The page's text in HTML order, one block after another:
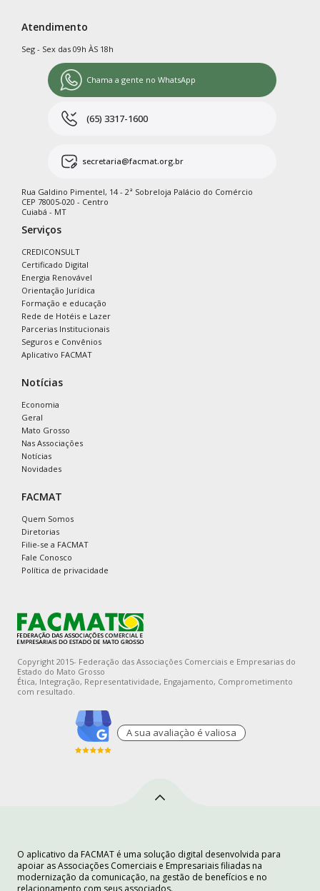
Atendimento
Seg - Sex das 09h ÀS 18h
Chama a gente no WhatsApp
(65) 3317-1600
secretaria@facmat.org.br
Rua Galdino Pimentel, 14 - 2ª Sobreloja Palácio do Comércio
CEP 78005-020 - Centro
Cuiabá - MT
Serviços
CREDICONSULT
Certificado Digital
Energia Renovável
Orientação Jurídica
Formação e educação
Rede de Hotéis e Lazer
Parcerias Institucionais
Seguros e Convênios
Aplicativo FACMAT
Notícias
Economia
Geral
Mato Grosso
Nas Associações
Notícias
Novidades
FACMAT
Quem Somos
Diretorias
Filie-se a FACMAT
Fale Conosco
Política de privacidade
Copyright 2015- Federação das Associações Comerciais e Empresarias do
Estado do Mato Grosso
Ética, Integração, Representatividade, Engajamento, Comprometimento
com resultado.
A sua avaliaçào é valiosa
O aplicativo da FACMAT é uma solução digital desenvolvida para
apoiar as Associações Comerciais e Empresariais filiadas na
modernização da comunicação, na gestão de benefícios e no
relacionamento com seus associados.